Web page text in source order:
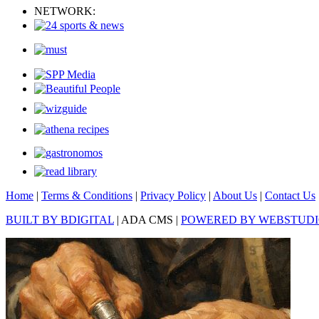
NETWORK:
Home | Terms & Conditions | Privacy Policy | About Us | Contact Us
BUILT BY BDIGITAL | ADA CMS | POWERED BY